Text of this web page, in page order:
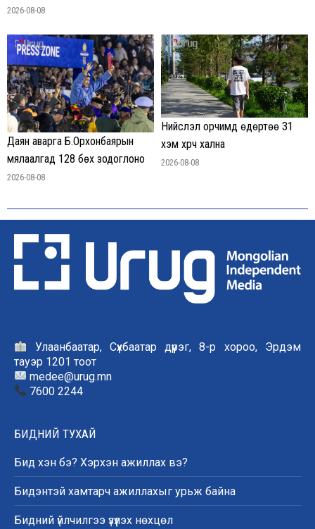
2026-08-08
Даян аварга Б.Орхонбаярын
мялаалгад 128 бөх зодоглоно
2026-08-08
Нийслэл орчимд өдөртөө 31
хэм хүрч хална
2026-08-08
Улаанбаатар, Сүхбаатар дүүрэг, 8-р хороо, Эрдэм
тауэр 1201 тоот
medee@urug.mn
7600 2244
БИДНИЙ ТУХАЙ
Бид хэн бэ? Хэрхэн ажиллах вэ?
Бидэнтэй хамтарч ажиллахыг урьж байна
Бидний үйлчилгээ үзүүлэх нөхцөл